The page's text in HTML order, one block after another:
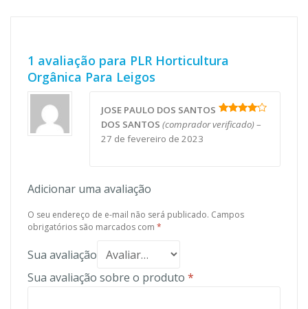
1 avaliação para PLR Horticultura
Orgânica Para Leigos
Avaliação
4 de 5
JOSE PAULO DOS SANTOS
DOS SANTOS (comprador verificado)–
27 de fevereiro de 2023
Adicionar uma avaliação
O seu endereço de e-mail não será publicado. Campos
obrigatórios são marcados com *
Sua avaliação
Sua avaliação sobre o produto *